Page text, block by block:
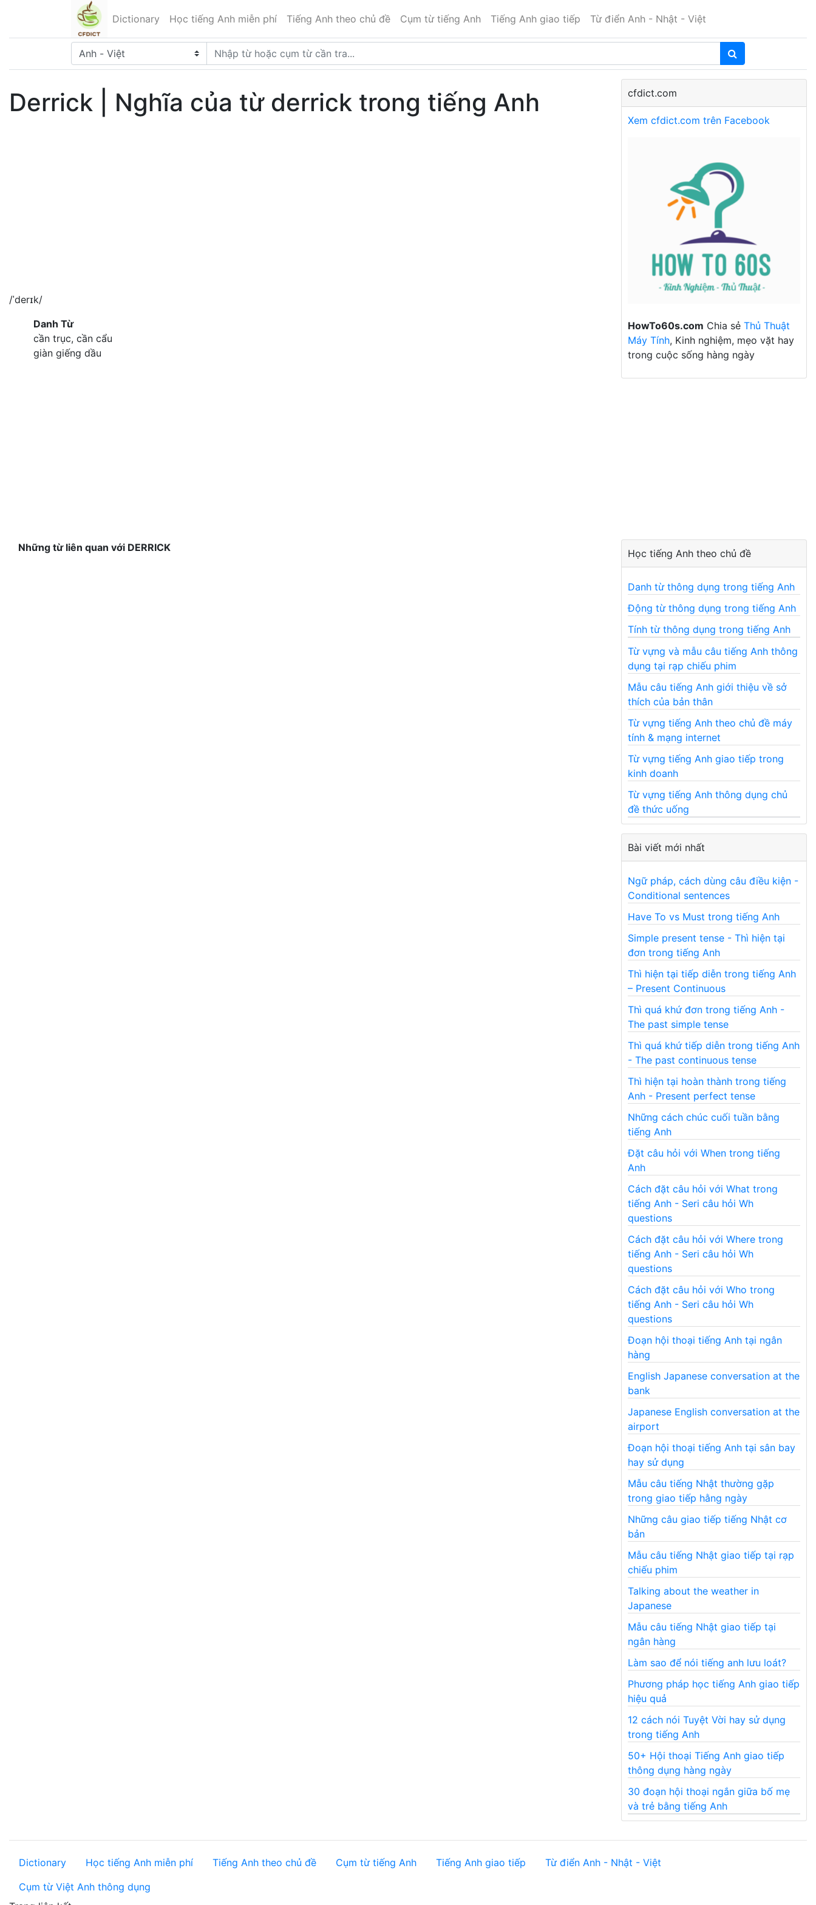
Dictionary Học tiếng Anh miễn phí Tiếng Anh theo chủ đề Cụm từ tiếng Anh Tiếng Anh giao tiếp Từ điển Anh - Nhật - Việt
Derrick | Nghĩa của từ derrick trong tiếng Anh
/ˈderɪk/
Danh Từ
cần trục, cần cẩu
giàn giếng dầu
Những từ liên quan với DERRICK
cfdict.com
Xem cfdict.com trên Facebook
HowTo60s.com Chia sẻ Thủ Thuật
Máy Tính, Kinh nghiệm, mẹo vặt hay
trong cuộc sống hàng ngày
Học tiếng Anh theo chủ đề
Danh từ thông dụng trong tiếng Anh
Động từ thông dụng trong tiếng Anh
Tính từ thông dụng trong tiếng Anh
Từ vựng và mẫu câu tiếng Anh thông
dụng tại rạp chiếu phim
Mẫu câu tiếng Anh giới thiệu về sở
thích của bản thân
Từ vựng tiếng Anh theo chủ đề máy
tính & mạng internet
Từ vựng tiếng Anh giao tiếp trong
kinh doanh
Từ vựng tiếng Anh thông dụng chủ
đề thức uống
Bài viết mới nhất
Ngữ pháp, cách dùng câu điều kiện -
Conditional sentences
Have To vs Must trong tiếng Anh
Simple present tense - Thì hiện tại
đơn trong tiếng Anh
Thì hiện tại tiếp diễn trong tiếng Anh
– Present Continuous
Thì quá khứ đơn trong tiếng Anh -
The past simple tense
Thì quá khứ tiếp diễn trong tiếng Anh
- The past continuous tense
Thì hiện tại hoàn thành trong tiếng
Anh - Present perfect tense
Những cách chúc cuối tuần bằng
tiếng Anh
Đặt câu hỏi với When trong tiếng
Anh
Cách đặt câu hỏi với What trong
tiếng Anh - Seri câu hỏi Wh
questions
Cách đặt câu hỏi với Where trong
tiếng Anh - Seri câu hỏi Wh
questions
Cách đặt câu hỏi với Who trong
tiếng Anh - Seri câu hỏi Wh
questions
Đoạn hội thoại tiếng Anh tại ngân
hàng
English Japanese conversation at the
bank
Japanese English conversation at the
airport
Đoạn hội thoại tiếng Anh tại sân bay
hay sử dụng
Mẫu câu tiếng Nhật thường gặp
trong giao tiếp hằng ngày
Những câu giao tiếp tiếng Nhật cơ
bản
Mẫu câu tiếng Nhật giao tiếp tại rạp
chiếu phim
Talking about the weather in
Japanese
Mẫu câu tiếng Nhật giao tiếp tại
ngân hàng
Làm sao để nói tiếng anh lưu loát?
Phương pháp học tiếng Anh giao tiếp
hiệu quả
12 cách nói Tuyệt Vời hay sử dụng
trong tiếng Anh
50+ Hội thoại Tiếng Anh giao tiếp
thông dụng hàng ngày
30 đoạn hội thoại ngắn giữa bố mẹ
và trẻ bằng tiếng Anh
Dictionary Học tiếng Anh miễn phí Tiếng Anh theo chủ đề Cụm từ tiếng Anh Tiếng Anh giao tiếp
Từ điển Anh - Nhật - Việt
Cụm từ Việt Anh thông dụng